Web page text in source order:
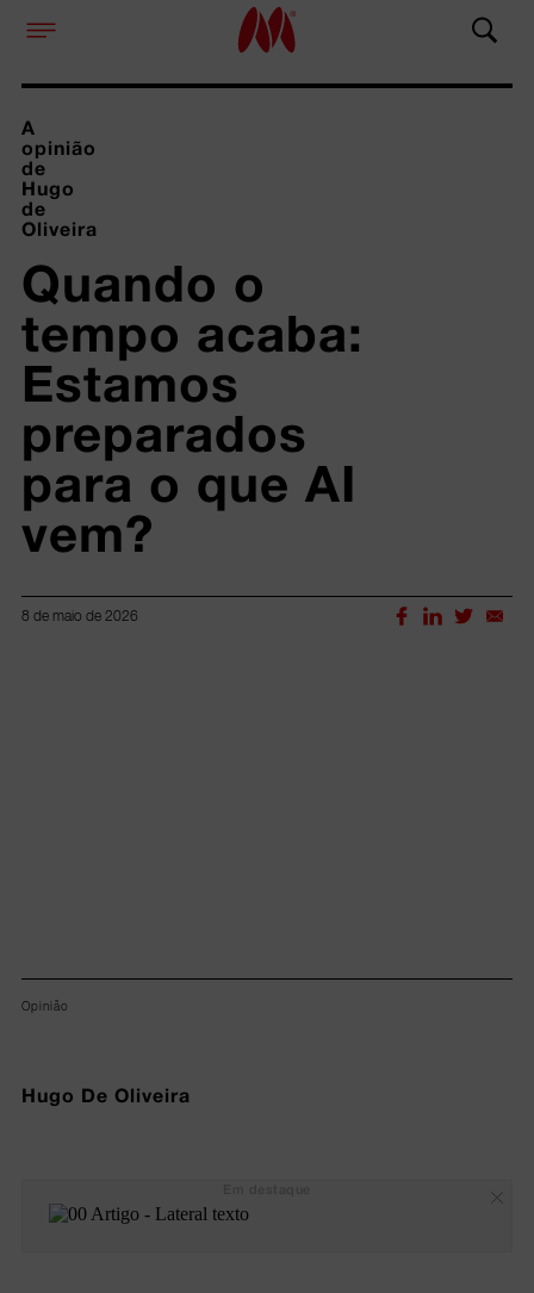
A
opinião
de
Hugo
de
Oliveira
Quando o
tempo acaba:
Estamos
preparados
para o que AI
vem?
8 de maio de 2026
Opinião
Hugo De Oliveira